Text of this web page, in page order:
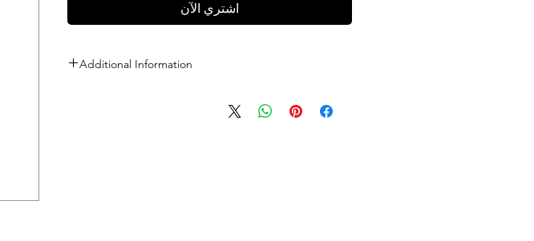
اشتري الآن
Additional Information